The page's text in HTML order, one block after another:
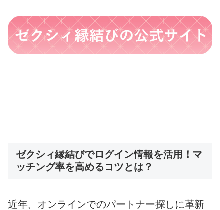
ゼクシィ縁結びでログイン情報を活用！マ
ッチング率を高めるコツとは？
近年、オンラインでのパートナー探しに革新